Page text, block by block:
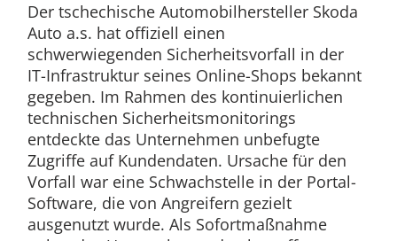
Der tschechische Automobilhersteller Skoda
Auto a.s. hat offiziell einen
schwerwiegenden Sicherheitsvorfall in der
IT-Infrastruktur seines Online-Shops bekannt
gegeben. Im Rahmen des kontinuierlichen
technischen Sicherheitsmonitorings
entdeckte das Unternehmen unbefugte
Zugriffe auf Kundendaten. Ursache für den
Vorfall war eine Schwachstelle in der Portal-
Software, die von Angreifern gezielt
ausgenutzt wurde. Als Sofortmaßnahme